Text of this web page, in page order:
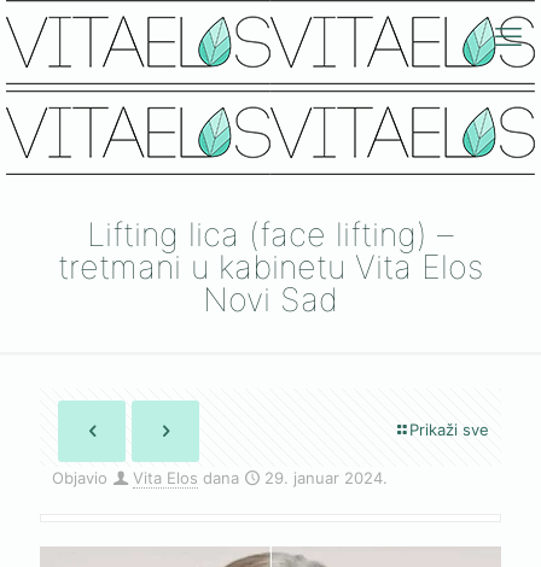
Lifting lica (face lifting) –
tretmani u kabinetu Vita Elos
Novi Sad
Prikaži sve
Objavio Vita Elos dana 29. januar 2024.